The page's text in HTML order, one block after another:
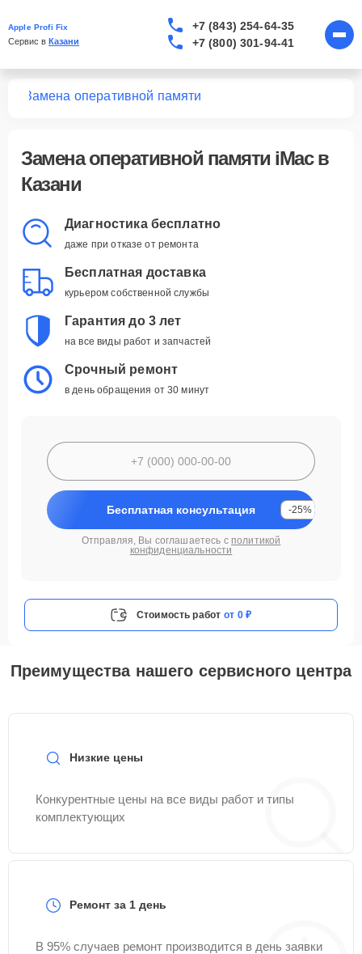
Apple Profi Fix
Сервис в Казани
+7 (843) 254-64-35
+7 (800) 301-94-41
Замена оперативной памяти
Замена оперативной памяти iMac в
Казани
Диагностика бесплатно
даже при отказе от ремонта
Бесплатная доставка
курьером собственной службы
Гарантия до 3 лет
на все виды работ и запчастей
Срочный ремонт
в день обращения от 30 минут
Бесплатная консультация -25%
Отправляя, Вы соглашаетесь с политикой
конфиденциальности
Стоимость работ от 0 ₽
Преимущества нашего сервисного центра
Низкие цены
Конкурентные цены на все виды работ и типы
комплектующих
Ремонт за 1 день
В 95% случаев ремонт производится в день заявки